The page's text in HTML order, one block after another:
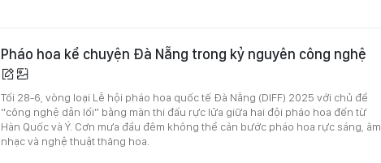
Pháo hoa kể chuyện Đà Nẵng trong kỷ nguyên công nghệ
Tối 28-6, vòng loại Lễ hội pháo hoa quốc tế Đà Nẵng (DIFF) 2025 với chủ đề
“công nghệ dẫn lối” bằng màn thi đấu rực lửa giữa hai đội pháo hoa đến từ
Hàn Quốc và Ý. Cơn mưa đầu đêm không thể cản bước pháo hoa rực sáng, âm
nhạc và nghệ thuật thăng hoa.